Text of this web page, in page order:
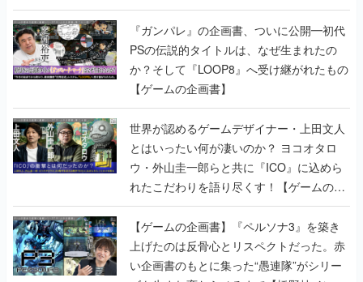
書】
『ガンパレ』の企画書、ついに公開━初代
PSの伝説的タイトルは、なぜ生まれたの
か？そして『LOOP8』へ受け継がれたもの
【ゲームの企画書】
世界が認めるゲームデザイナー・上田文人
とはいったい何が凄いのか？ ヨコオタロ
ウ・外山圭一郎らと共に『ICO』に込めら
れたこだわりを語り尽くす！【ゲームの企
画書】
【ゲームの企画書】『ペルソナ3』を築き
上げたのは反骨心とリスペクトだった。赤
い企画書のもとに集った“愚連隊”がシリー